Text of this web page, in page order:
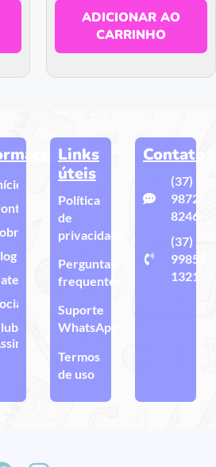
ADICIONAR AO
CARRINHO
de
Links
úteis
Política
de
privacidade
Perguntas
frequentes
Suporte
WhatsApp
Termos
de uso
Contato
(37)
9872-
8246
(37)
99858-
1321